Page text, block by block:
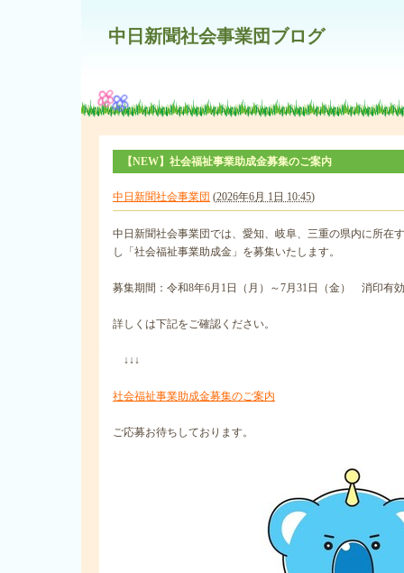
中日新聞社会事業団ブログ
【NEW】社会福祉事業助成金募集のご案内
中日新聞社会事業団 (2026年6月 1日 10:45)
中日新聞社会事業団では、愛知、岐阜、三重の県内に所在
し「社会福祉事業助成金」を募集いたします。
募集期間：令和8年6月1日（月）～7月31日（金） 消印有効
詳しくは下記をご確認ください。
↓↓↓
社会福祉事業助成金募集のご案内
ご応募お待ちしております。